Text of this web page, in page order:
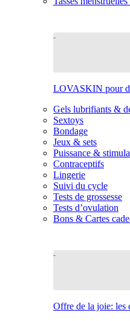
LOVASKIN pour
Gels lubrifiants &
Sextoys
Bondage
Jeux & sets
Puissance &
Contraceptifs
Lingerie
Suivi du cycle
Tests de grossesse
Tests d’ovulation
Bons & Cartes
Offre de la joie: les